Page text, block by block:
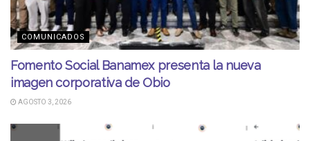
COMUNICADOS
Fomento Social Banamex presenta la nueva
imagen corporativa de Obio
AGOSTO 3, 2026